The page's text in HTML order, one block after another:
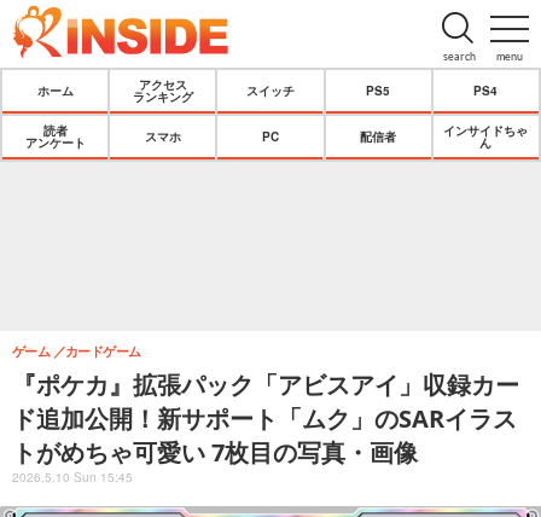
menu
search
ホーム
アクセス
ランキング
スイッチ PS5 PS4
読者
アンケート
スマホ PC 配信者
インサイドちゃ
ん
『ポケカ』拡張パック「アビスアイ」収録カー
ド追加公開！新サポート「ムク」のSARイラス
トがめちゃ可愛い 7枚目の写真・画像
ゲーム カードゲーム
2026.5.10 Sun 15:45